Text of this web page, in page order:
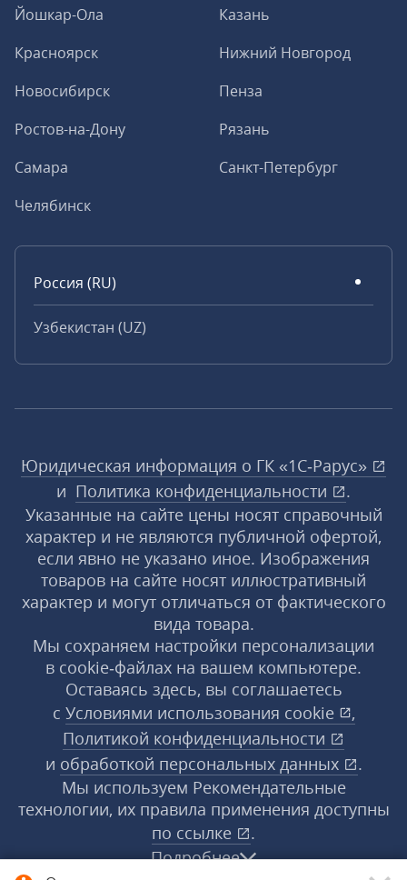
Йошкар-Ола
Казань
Красноярск
Нижний Новгород
Новосибирск
Пенза
Ростов-на-Дону
Рязань
Самара
Санкт-Петербург
Челябинск
Россия (RU)
Узбекистан (UZ)
Юридическая информация о ГК «1С‑Рарус»
и Политика конфиденциальности
.
Указанные на сайте цены носят справочный
характер и не являются публичной офертой,
если явно не указано иное. Изображения
товаров на сайте носят иллюстративный
характер и могут отличаться от фактического
вида товара.
Мы сохраняем настройки персонализации
в cookie‑файлах на вашем компьютере.
Оставаясь здесь, вы соглашаетесь
с Условиями использования cookie
,
Политикой конфиденциальности
и обработкой персональных данных
.
Мы используем Рекомендательные
технологии, их правила применения доступны
по ссылке
.
Подробнее